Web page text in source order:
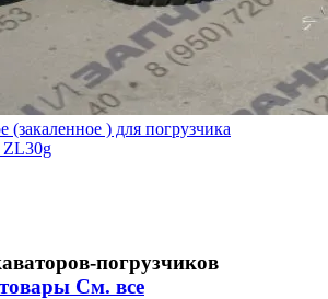
(закаленное ) для погрузчика
ZL30g
погрузчиков
См. все